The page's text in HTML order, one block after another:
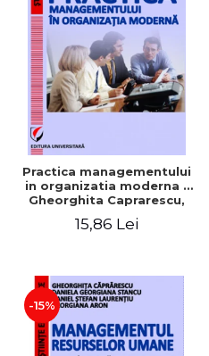
Practica managementului
in organizatia moderna -
Gheorghita Caprarescu,
Georgiana Aron
15,86 Lei
-15%